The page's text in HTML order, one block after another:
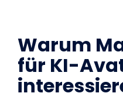
Warum
für KI-